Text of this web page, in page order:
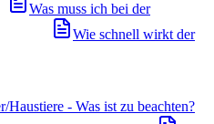
Was muss ich bei der
Wie schnell wirkt der
Haustiere - Was ist zu beachten?